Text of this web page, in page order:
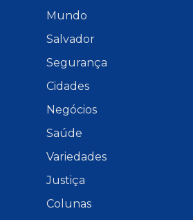
Mundo
Salvador
Segurança
Cidades
Negócios
Saúde
Variedades
Justiça
Colunas